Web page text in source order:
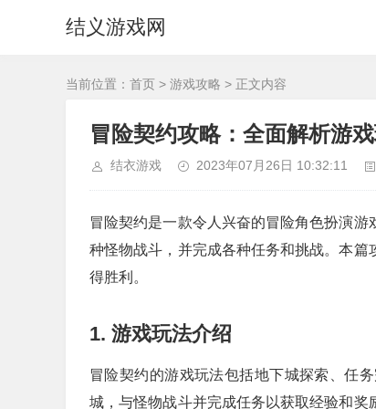
结义游戏网
当前位置： 首页 > 游戏攻略 > 正文内容
冒险契约攻略：全面解析游
结衣游戏 2023年07月26日 10:32:11
冒险契约是一款令人兴奋的冒险角色扮演
种怪物战斗，并完成各种任务和挑战。本
得胜利。
1. 游戏玩法介绍
冒险契约的游戏玩法包括地下城探索、任
城，与怪物战斗并完成任务以获取经验和